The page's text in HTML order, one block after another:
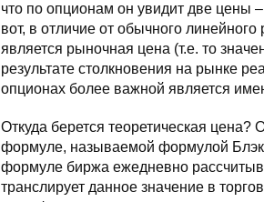
что по опционам он увидит две цены
вот, в отличие от обычного
является рыночная цена (т.е. то
результате столкновения на рынке
опционах более важной является
Откуда берется теоретическая цена?
формуле, называемой формулой
формуле биржа ежедневно
транслирует данное значение в